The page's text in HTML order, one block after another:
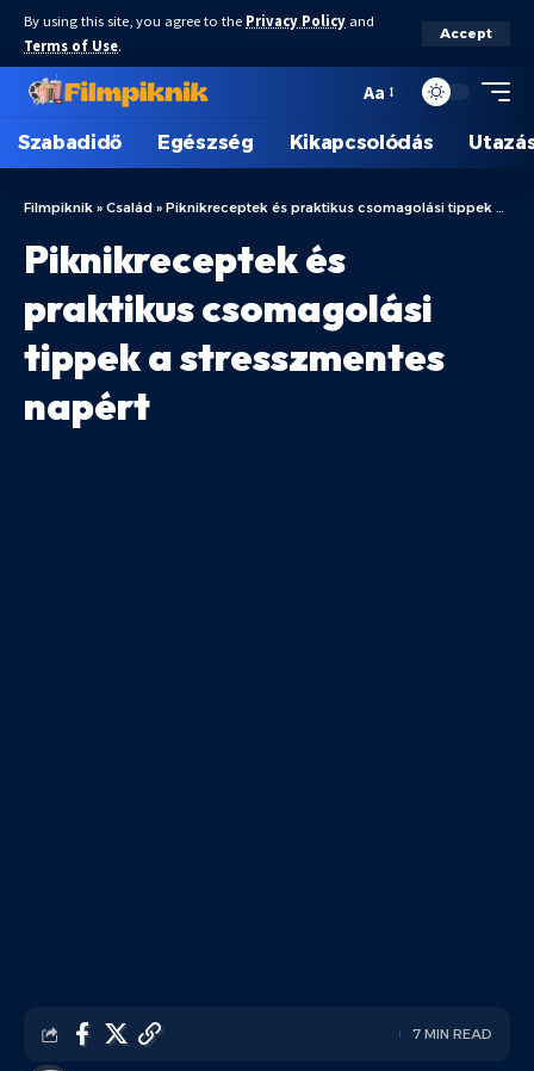
By using this site, you agree to the Privacy Policy and
Terms of Use.
Accept
Aa
Szabadidő Egészség Kikapcsolódás
Filmpiknik » Család » Piknikreceptek és praktikus csomagolási tippek a stresszmentes napért
Piknikreceptek és
praktikus csomagolási
tippek a stresszmentes
napért
7 MIN READ